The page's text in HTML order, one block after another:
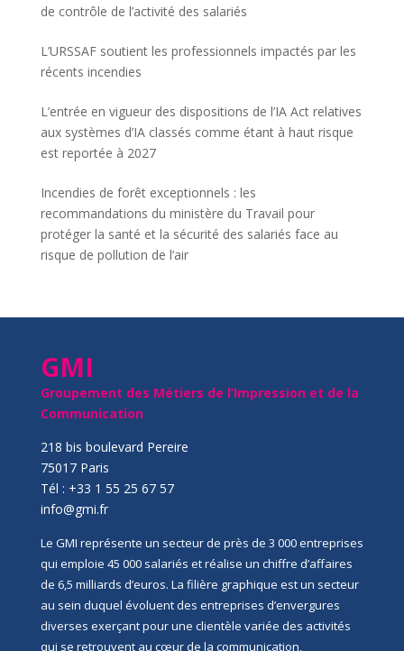
de contrôle de l’activité des salariés
L’URSSAF soutient les professionnels impactés par les
récents incendies
L’entrée en vigueur des dispositions de l’IA Act relatives
aux systèmes d’IA classés comme étant à haut risque
est reportée à 2027
Incendies de forêt exceptionnels : les
recommandations du ministère du Travail pour
protéger la santé et la sécurité des salariés face au
risque de pollution de l’air
GMI
Groupement des Métiers de l’Impression et de la
Communication
218 bis boulevard Pereire
75017 Paris
Tél : +33 1 55 25 67 57
info@gmi.fr
Le GMI représente un secteur de près de 3 000 entreprises
qui emploie 45 000 salariés et réalise un chiffre d’affaires
de 6,5 milliards d’euros. La filière graphique est un secteur
au sein duquel évoluent des entreprises d’envergures
diverses exerçant pour une clientèle variée des activités
qui se retrouvent au cœur de la communication,